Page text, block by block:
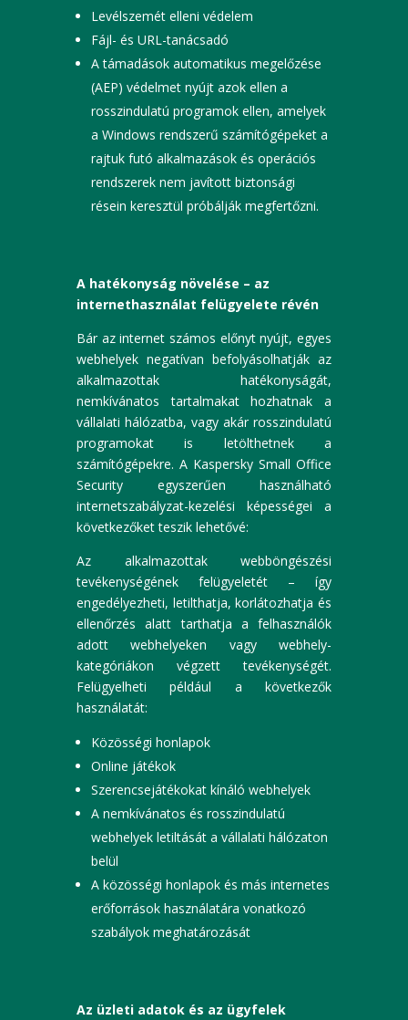
Levélszemét elleni védelem
Fájl- és URL-tanácsadó
A támadások automatikus megelőzése
(AEP) védelmet nyújt azok ellen a
rosszindulatú programok ellen, amelyek
a Windows rendszerű számítógépeket a
rajtuk futó alkalmazások és operációs
rendszerek nem javított biztonsági
résein keresztül próbálják megfertőzni.
A hatékonyság növelése – az
internethasználat felügyelete révén
Bár az internet számos előnyt nyújt, egyes
webhelyek negatívan befolyásolhatják az
alkalmazottak hatékonyságát,
nemkívánatos tartalmakat hozhatnak a
vállalati hálózatba, vagy akár rosszindulatú
programokat is letölthetnek a
számítógépekre. A Kaspersky Small Office
Security egyszerűen használható
internetszabályzat-kezelési képességei a
következőket teszik lehetővé:
Az alkalmazottak webböngészési
tevékenységének felügyeletét – így
engedélyezheti, letilthatja, korlátozhatja és
ellenőrzés alatt tarthatja a felhasználók
adott webhelyeken vagy webhely-
kategóriákon végzett tevékenységét.
Felügyelheti például a következők
használatát:
Közösségi honlapok
Online játékok
Szerencsejátékokat kínáló webhelyek
A nemkívánatos és rosszindulatú
webhelyek letiltását a vállalati hálózaton
belül
A közösségi honlapok és más internetes
erőforrások használatára vonatkozó
szabályok meghatározását
Az üzleti adatok és az ügyfelek